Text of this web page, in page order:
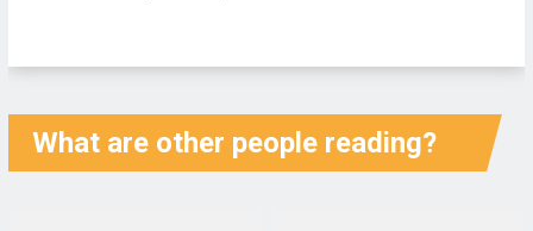
What are other people reading?